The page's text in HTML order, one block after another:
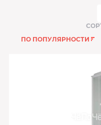
ПО ПОПУЛЯРНОСТИ